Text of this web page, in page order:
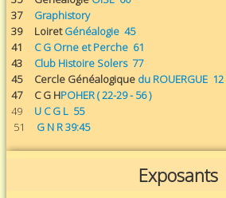
37
Graphistory
39 LoiretGénéalogie 45
41
C G Orne et Perche 61
43
Club Histoire Solers 77
45 Cercle Généalogique du ROUERGUE 12
47 C G HPOHER ( 22-29 - 56 )
49
U C G L 55
51
G N R 39:45
Exposants